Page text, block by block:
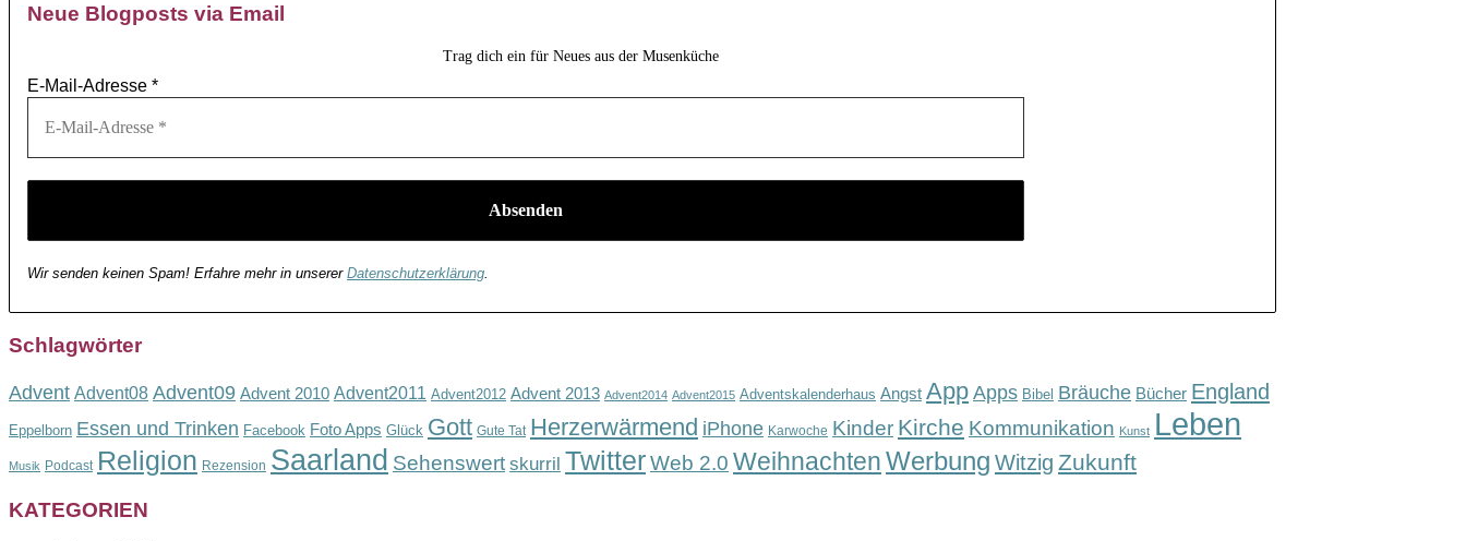
Neue Blogposts via Email
Trag dich ein für Neues aus der Musenküche
E-Mail-Adresse *
Wir senden keinen Spam! Erfahre mehr in unserer Datenschutzerklärung
Schlagwörter
Advent Advent08 Advent09 Advent 2010 Advent2011 Advent2012 Advent 2013 Advent2014 Advent2015 Adventskalenderhaus Angst App Apps Bibel Bräuche Bücher England
Eppelborn Essen und Trinken Facebook Foto Apps Glück Gott Gute Tat Herzerwärmend iPhone Karwoche Kinder Kirche Kommunikation Kunst Leben
Musik Podcast Religion Rezension Saarland Sehenswert skurril TwitterWeb 2.0 WeihnachtenWerbung Witzig Zukunft
KATEGORIEN